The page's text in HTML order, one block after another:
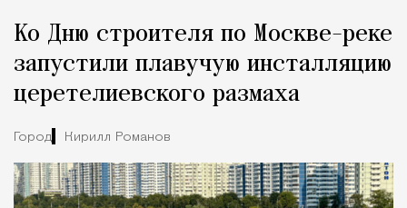
Город
Ко Дню строителя по Москве-реке
запустили плавучую инсталляцию
церетелиевского размаха
Город Кирилл Романов